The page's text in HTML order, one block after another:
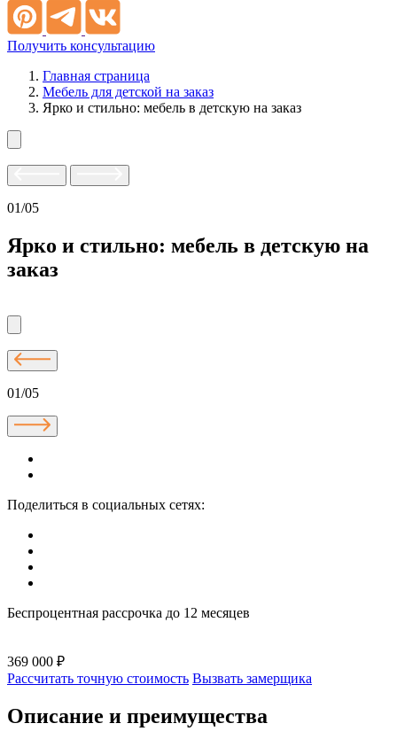
Получить консультацию
Главная страница
Мебель для детской на заказ
Ярко и стильно: мебель в детскую на заказ
01/05
Ярко и стильно: мебель в детскую на
заказ
01/05
Поделиться в социальных сетях:
Беспроцентная рассрочка до 12 месяцев
369 000 ₽
Рассчитать точную стоимость Вызвать замерщика
Описание и преимущества